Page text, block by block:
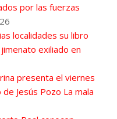
por las fuerzas
localidades su libro
exiliado en
presenta el viernes
Jesús Pozo La mala